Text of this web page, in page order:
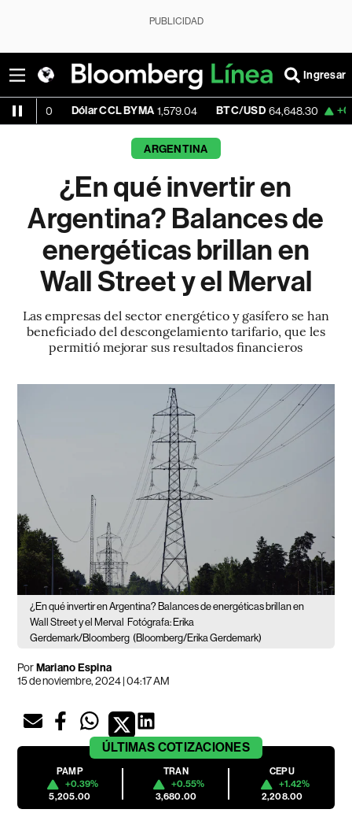
PUBLICIDAD
Ingresar
Dólar CCL BYMA 1,579.04 BTC/USD 64,648.30 +0.40%
ARGENTINA
¿En qué invertir en
Argentina? Balances de
energéticas brillan en
Wall Street y el Merval
Las empresas del sector energético y gasífero se han
beneficiado del descongelamiento tarifario, que les
permitió mejorar sus resultados financieros
¿En qué invertir en Argentina? Balances de energéticas brillan en
Wall Street y el Merval Fotógrafa: Erika
Gerdemark/Bloomberg (Bloomberg/Erika Gerdemark)
PorMariano Espina
15 de noviembre, 2024 | 04:17 AM
ÚLTIMAS COTIZACIONES
PAMP
+0.39%
5,205.00
TRAN
+0.55%
3,680.00
CEPU
+1.42%
2,208.00